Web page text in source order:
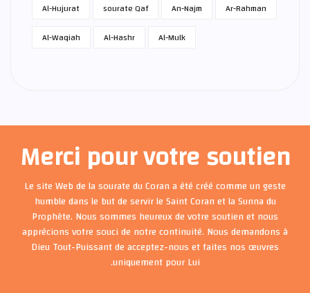
Al-Hujurat
sourate Qaf An-Najm
Ar-Rahman
Al-Waqiah
Al-Hashr Al-Mulk
Merci pour votre soutien
Le site Web de la sourate du Coran a été créé comme un geste
humble dans le but de servir le Saint Coran et la Sunna du
Prophète. Nous sommes heureux de votre soutien et nous
apprécions votre souci de notre continuité. Nous demandons à
Dieu Tout-Puissant de acceptez-nous et faites nos œuvres
uniquement pour Lui.